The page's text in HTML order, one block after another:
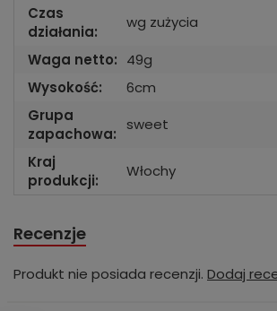
Czas
działania:
wg zużycia
Waga netto: 49g
Wysokość:
6cm
Grupa
zapachowa:
sweet
Kraj
produkcji:
Włochy
Recenzje
Produkt nie posiada recenzji. Dodaj